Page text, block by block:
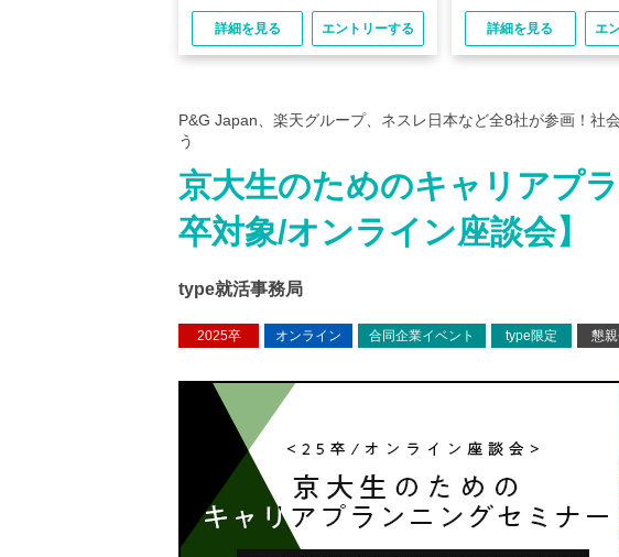
詳細を見る エントリーする 詳細を見る エ
P&G Japan、楽天グループ、ネスレ日本など全8社が参画！社
う
京大生のためのキャリアプ
卒対象/オンライン座談会】
type就活事務局
2025卒 オンライン 合同企業イベント type限定 懇